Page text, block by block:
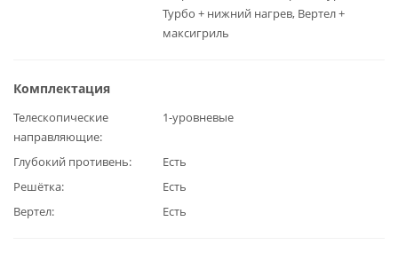
Турбо + нижний нагрев, Вертел +
максигриль
Комплектация
Телескопические
направляющие
1-уровневые
Глубокий противень
Есть
Решётка
Есть
Вертел
Есть